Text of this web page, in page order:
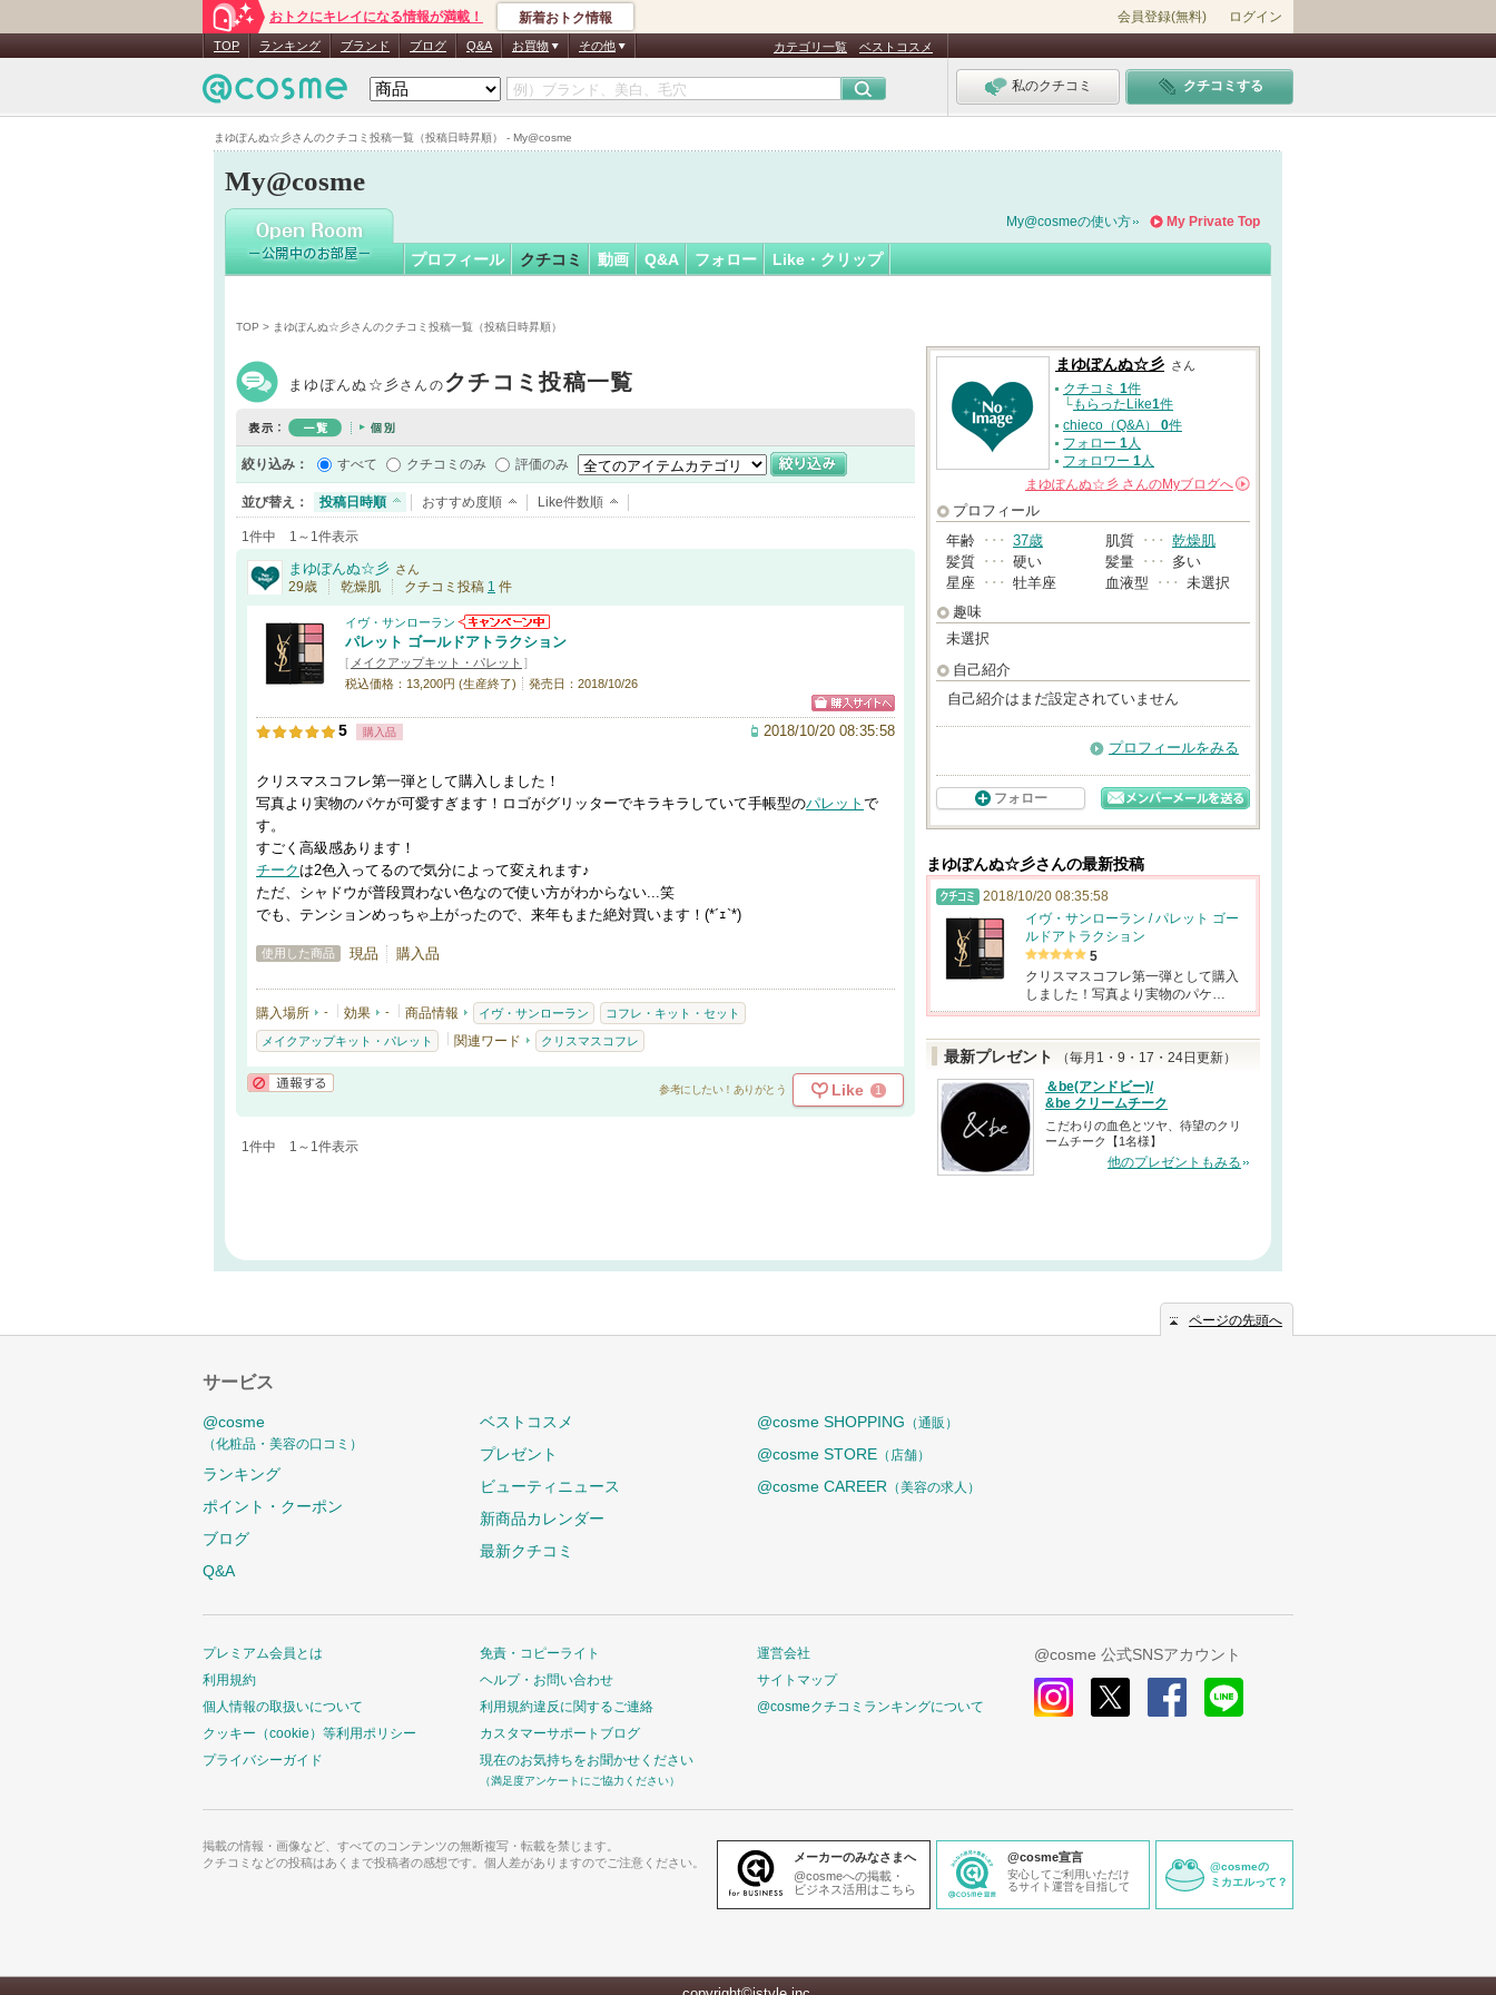
まゆぽんぬ☆彡さんのクチコミ投稿一覧（投稿日時昇順） - My@cosme
おトクにキレイになる情報が満載！ 新着おトク情報 会員登録(無料) ログイン
TOP ランキング ブランド ブログ Q&A お買物 その他 カテゴリ一覧 ベストコスメ
私のクチコミ クチコミする
My@cosme
まゆぽんぬ☆彡さん
My Private Top
My@cosmeの使い方
プロフィール クチコミ 動画 Q&A フォロー Like・クリップ
TOP > まゆぽんぬ☆彡さんのクチコミ投稿一覧（投稿日時昇順）
まゆぽんぬ☆彡さんのクチコミ投稿一覧
絞り込み： すべて クチコミのみ 評価のみ
並び替え： 投稿日時順 おすすめ度順 Like件数順
1件中 1～1件表示
まゆぽんぬ☆彡 さん
29歳 乾燥肌 クチコミ投稿 1 件
イヴ・サンローラン
パレット ゴールドアトラクション
[ メイクアップキット・パレット ]
税込価格：13,200円 (生産終了)
発売日：2018/10/26
5 購入品 2018/10/20 08:35:58
クリスマスコフレ第一弾として購入しました！
写真より実物のパケが可愛すぎます！ロゴがグリッターでキラキラしていて手帳型のパレット で
す。
すごく高級感あります！
チーク は2色入ってるので気分によって変えれます♪
ただ、シャドウが普段買わない色なので使い方がわからない...笑
でも、テンションめっちゃ上がったので、来年もまた絶対買います！(*´ｪ`*)
使用した商品 現品 購入品
購入場所 - 効果 - 商品情報 イヴ・サンローラン コフレ・キット・セット
メイクアップキット・パレット 関連ワード クリスマスコフレ
参考にしたい！ありがとう Like 1
1件中 1～1件表示
まゆぽんぬ☆彡 さん
クチコミ 1件
└もらったLike1件
chieco（Q&A） 0件
フォロー 1人
フォロワー 1人
まゆぽんぬ☆彡 さんのMyブログへ
プロフィール
年齢 ･･･ 37歳 肌質 ･･･ 乾燥肌
髪質 ･･･ 硬い 髪量 ･･･
多い
星座 ･･･ 牡羊座 血液型 ･･･ 未選択
趣味
未選択
自己紹介
自己紹介はまだ設定されていません
プロフィールをみる
フォロー
まゆぽんぬ☆彡さんの最新投稿
2018/10/20 08:35:58
イヴ・サンローラン / パレット ゴー
ルドアトラクション
5
クリスマスコフレ第一弾として購入
しました！写真より実物のパケ…
最新プレゼント
（毎月1・9・17・24日更新）
＆be(アンドビー)/
&be クリームチーク
こだわりの血色とツヤ、待望のクリ
ームチーク【1名様】
他のプレゼントもみる
ページの先頭へ
サービス
@cosme
（化粧品・美容の口コミ）
ランキング
ポイント・クーポン
ブログ
Q&A
ベストコスメ
プレゼント
ビューティニュース
新商品カレンダー
最新クチコミ
@cosme SHOPPING （通販）
@cosme STORE （店舗）
@cosme CAREER （美容の求人）
プレミアム会員とは
利用規約
個人情報の取扱いについて
クッキー（cookie）等利用ポリシー
プライバシーガイド
免責・コピーライト
ヘルプ・お問い合わせ
利用規約違反に関するご連絡
カスタマーサポートブログ
現在のお気持ちをお聞かせください
（満足度アンケートにご協力ください）
運営会社
サイトマップ
@cosmeクチコミランキングについて
@cosme 公式SNSアカウント
掲載の情報・画像など、すべてのコンテンツの無断複写・転載を禁じます。
クチコミなどの投稿はあくまで投稿者の感想です。個人差がありますのでご注意ください。
メーカーのみなさまへ
@cosmeへの掲載・
ビジネス活用はこちら
@cosme宣言
安心してご利用いただけ
るサイト運営を目指して
@cosmeの
ミカエルって？